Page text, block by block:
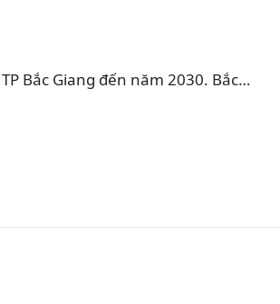
Bắc Giang đến năm 2030. Bắc…